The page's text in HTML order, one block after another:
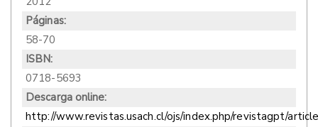
Páginas:
58-70
ISBN:
0718-5693
Descarga online:
http://www.revistas.usach.cl/ojs/index.php/revistagpt/